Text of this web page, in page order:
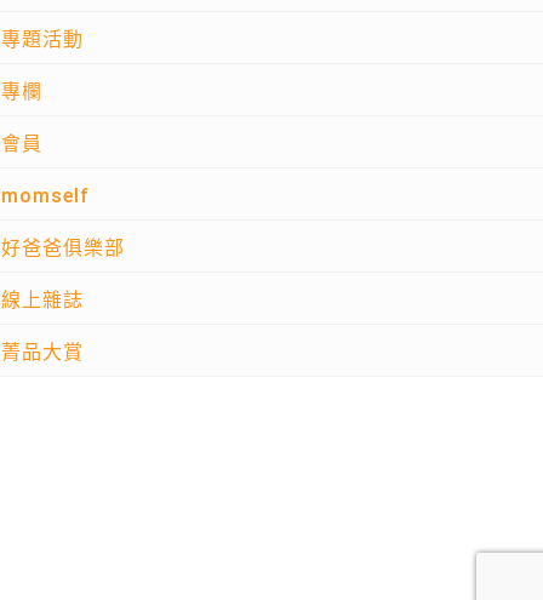
專題活動
專欄
會員
momself
好爸爸俱樂部
線上雜誌
菁品大賞